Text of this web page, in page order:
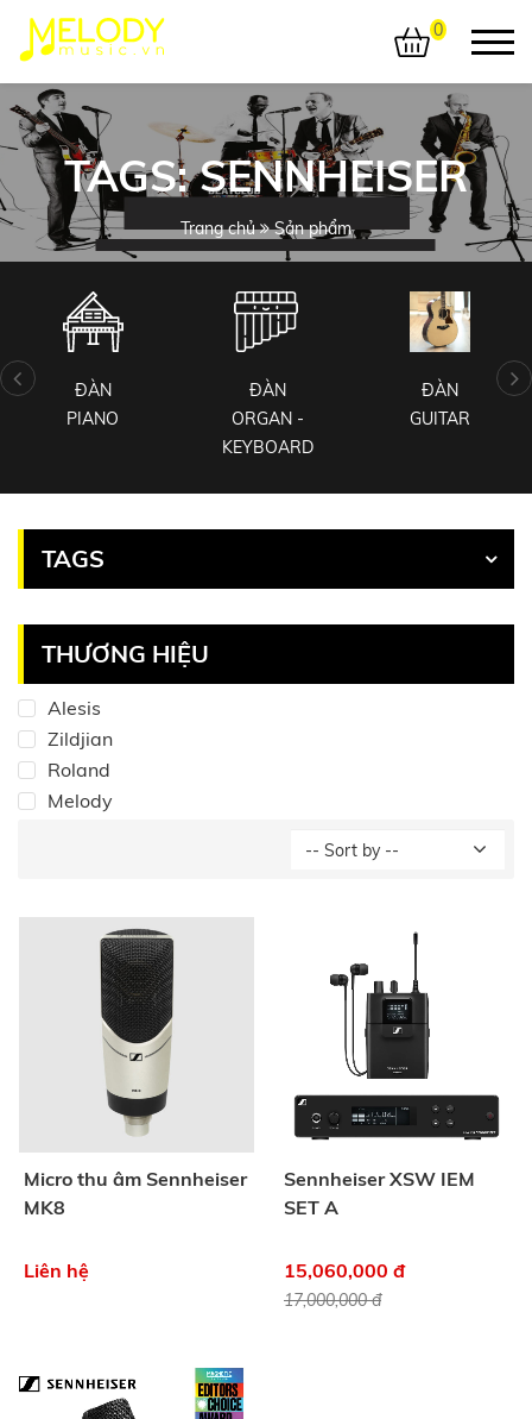
0
TAGS: SENNHEISER
Trang chủ Sản phẩm
ĐÀN
PIANO
ĐÀN
ORGAN -
KEYBOARD
ĐÀN
GUITAR
TAGS
THƯƠNG HIỆU
Alesis
Zildjian
Roland
Melody
Micro thu âm Sennheiser
MK8
Liên hệ
Sennheiser XSW IEM
SET A
15,060,000 đ
17,000,000 đ